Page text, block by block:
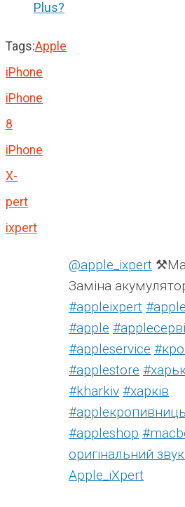
Plus?
Tags:Apple
iPhone
iPhone
8
iPhone
X-
pert
ixpert
@apple_ixpert
Заміна
#appleixpert
#apple
#appleservice
#applestore
#kharkiv #харків
#appleshop
оригінальний
Apple_iXpert